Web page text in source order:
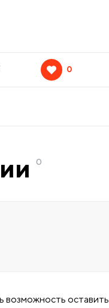
0
0
возможность оставить